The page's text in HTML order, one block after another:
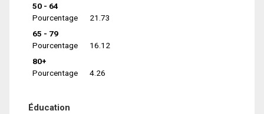
50 - 64
Pourcentage
21.73
65 - 79
Pourcentage
16.12
80+
Pourcentage
4.26
Éducation